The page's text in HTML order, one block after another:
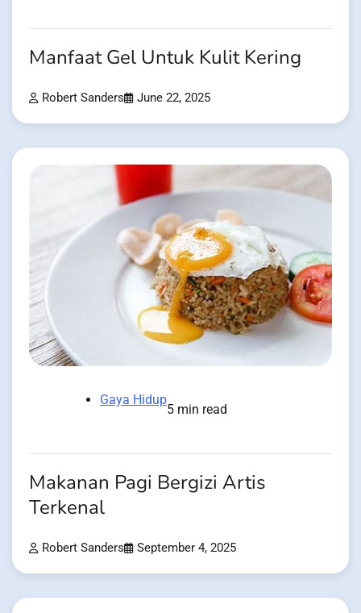
Manfaat Gel Untuk Kulit Kering
Robert Sanders June 22, 2025
Gaya Hidup
5 min read
Makanan Pagi Bergizi Artis
Terkenal
Robert Sanders September 4, 2025